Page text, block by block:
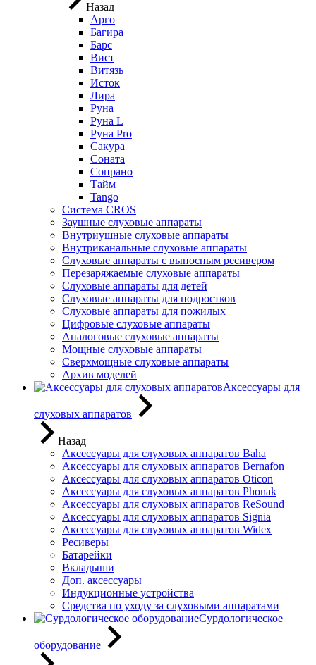
Назад
Арго
Багира
Барс
Вист
Витязь
Исток
Лира
Руна
Руна L
Руна Pro
Сакура
Соната
Сопрано
Тайм
Tango
Система CROS
Заушные слуховые аппараты
Внутриушные слуховые аппараты
Внутриканальные слуховые аппараты
Слуховые аппараты с выносным ресивером
Перезаряжаемые слуховые аппараты
Слуховые аппараты для детей
Слуховые аппараты для подростков
Слуховые аппараты для пожилых
Цифровые слуховые аппараты
Аналоговые слуховые аппараты
Мощные слуховые аппараты
Сверхмощные слуховые аппараты
Архив моделей
Аксессуары для
слуховых аппаратов
Назад
Аксессуары для слуховых аппаратов Baha
Аксессуары для слуховых аппаратов Bernafon
Аксессуары для слуховых аппаратов Oticon
Аксессуары для слуховых аппаратов Phonak
Аксессуары для слуховых аппаратов ReSound
Аксессуары для слуховых аппаратов Signia
Аксессуары для слуховых аппаратов Widex
Ресиверы
Батарейки
Вкладыши
Доп. аксессуары
Индукционные устройства
Средства по уходу за слуховыми аппаратами
Сурдологическое
оборудование